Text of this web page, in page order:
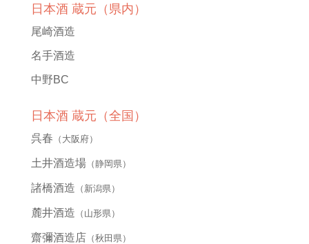
日本酒 蔵元（県内）
尾崎酒造
名手酒造
中野BC
日本酒 蔵元（全国）
呉春 （大阪府）
土井酒造場（静岡県）
諸橋酒造 （新潟県）
麓井酒造 （山形県）
齋彌酒造店 （秋田県）